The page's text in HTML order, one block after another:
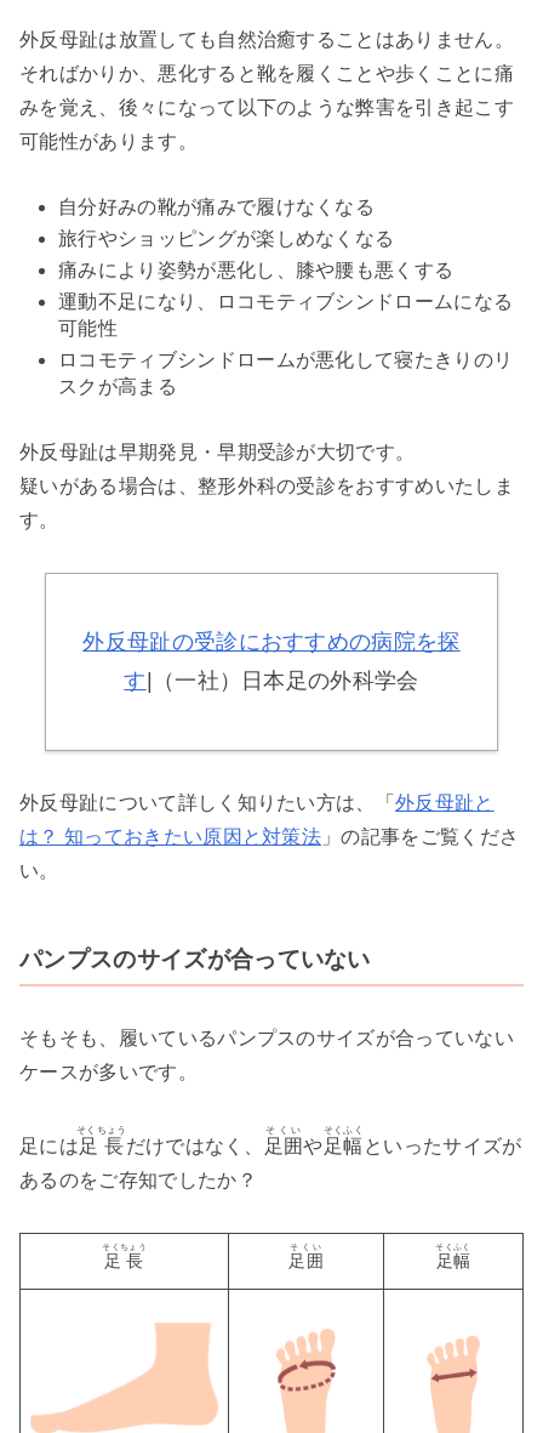
外反母趾は放置しても自然治癒することはありません。
そればかりか、悪化すると靴を履くことや歩くことに痛
みを覚え、後々になって以下のような弊害を引き起こす
可能性があります。
自分好みの靴が痛みで履けなくなる
旅行やショッピングが楽しめなくなる
痛みにより姿勢が悪化し、膝や腰も悪くする
運動不足になり、ロコモティブシンドロームになる
可能性
ロコモティブシンドロームが悪化して寝たきりのリ
スクが高まる
外反母趾は早期発見・早期受診が大切です。
疑いがある場合は、整形外科の受診をおすすめいたしま
す。
外反母趾の受診におすすめの病院を探
す |（一社）日本足の外科学会
外反母趾について詳しく知りたい方は、「外反母趾と
は？ 知っておきたい原因と対策法 」の記事をご覧くださ
い。
パンプスのサイズが合っていない
そもそも、履いているパンプスのサイズが合っていない
ケースが多いです。
足には足長
そくちょう
だけではなく、 足囲
そくい
や足幅
そくふく
といったサイズが
あるのをご存知でしたか？
足長
そくちょう
足囲
そくい
足幅
そくふく